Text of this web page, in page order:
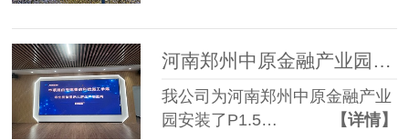
河南郑州中原金融产业园P1.5 LED显示屏+75寸触摸一体机
我公司为河南郑州中原金融产业
园安装了P1.5…
【详情】